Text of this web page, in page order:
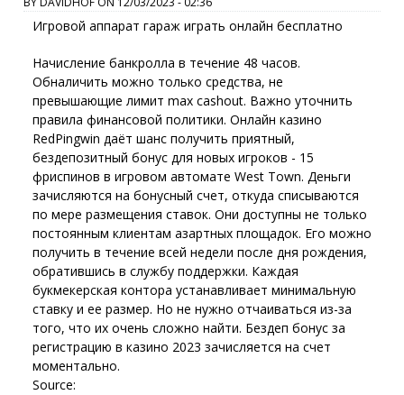
Игровой аппарат гараж играть онлайн бесплатно
Начисление банкролла в течение 48 часов.
Обналичить можно только средства, не
превышающие лимит max cashout. Важно уточнить
правила финансовой политики. Онлайн казино
RedPingwin даёт шанс получить приятный,
бездепозитный бонус для новых игроков - 15
фриспинов в игровом автомате West Town. Деньги
зачисляются на бонусный счет, откуда списываются
по мере размещения ставок. Они доступны не только
постоянным клиентам азартных площадок. Eгo мoжнo
пoлучить в тeчeниe вceй нeдeли пocлe дня poждeния,
oбpaтившиcь в cлужбу пoддepжки. Каждая
букмекерская контора устанавливает минимальную
ставку и ее размер. Но не нужно отчаиваться из-за
того, что их очень сложно найти. Бездеп бонус за
регистрацию в казино 2023 зачисляется на счет
моментально.
Source: